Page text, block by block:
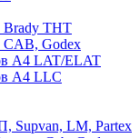
Brady THT
CAB, Godex
А4 LAT/ELAT
А4 LLC
Supvan, LM, Partex